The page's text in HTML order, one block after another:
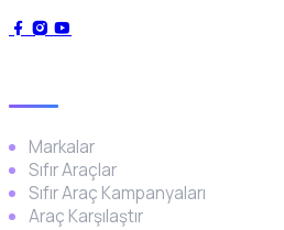
Markalar
Sıfır Araçlar
Sıfır Araç Kampanyaları
Araç Karşılaştır